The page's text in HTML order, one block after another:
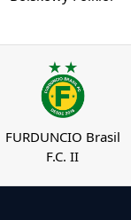
FURDUNCIO Brasil
F.C. II